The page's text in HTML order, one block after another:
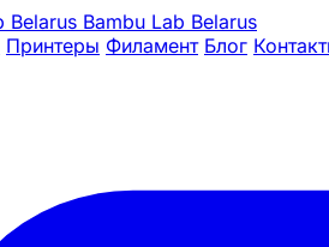
Bambu Lab Belarus
Принтеры Филамент Блог